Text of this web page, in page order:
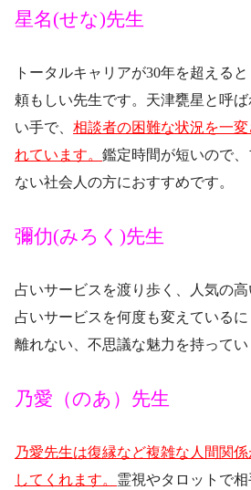
星名(せな)先生
トータルキャリアが30年を超える
頼もしい先生です。天津甕星と呼
い手で、 相談者の困難な状況を一
れています。 鑑定時間が短いので
ない社会人の方におすすめです。
彌仂(みろく)先生
占いサービスを渡り歩く、人気の
占いサービスを何度も変えている
離れない、不思議な魅力を持ってい
乃愛（のあ）先生
乃愛先生は復縁など複雑な人間関
してくれます。 霊視やタロットで